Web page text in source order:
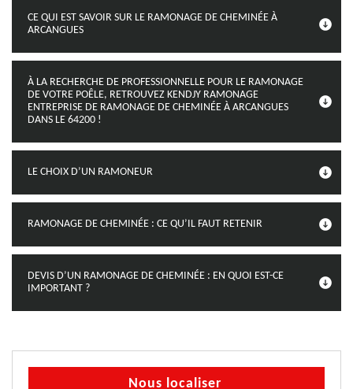
CE QUI EST SAVOIR SUR LE RAMONAGE DE CHEMINÉE À
ARCANGUES
À LA RECHERCHE DE PROFESSIONNELLE POUR LE RAMONAGE
DE VOTRE POÊLE, RETROUVEZ KENDJY RAMONAGE
ENTREPRISE DE RAMONAGE DE CHEMINÉE À ARCANGUES
DANS LE 64200 !
LE CHOIX D’UN RAMONEUR
RAMONAGE DE CHEMINÉE : CE QU’IL FAUT RETENIR
DEVIS D’UN RAMONAGE DE CHEMINÉE : EN QUOI EST-CE
IMPORTANT ?
Nous localiser